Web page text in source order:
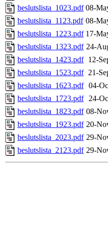
beslutslista_1023.pdf 08-
beslutslista_1123.pdf 08-
beslutslista_1223.pdf 17-
beslutslista_1323.pdf 24-
beslutslista_1423.pdf 12-
beslutslista_1523.pdf 21-
beslutslista_1623.pdf 04-
beslutslista_1723.pdf 24-
beslutslista_1823.pdf 08-
beslutslista_1923.pdf 20-
beslutslista_2023.pdf 29-
beslutslista_2123.pdf 29-